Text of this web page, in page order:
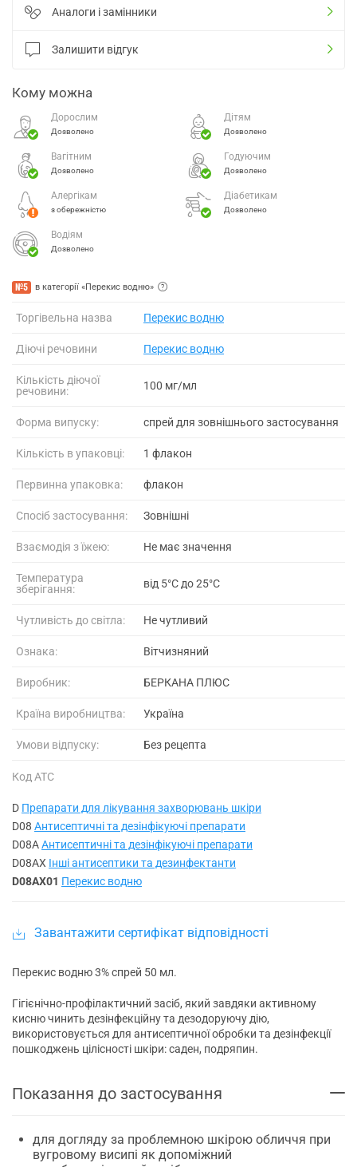
Аналоги і замінники
Залишити відгук
Кому можна
Дорослим
Дозволено
Дітям
Дозволено
Вагітним
Дозволено
Годуючим
Дозволено
Алергікам
з обережністю
Діабетикам
Дозволено
Водіям
Дозволено
№5 в категорії «Перекис водню»
Торгівельна назва Перекис водню
Діючі речовини Перекис водню
Кількість діючої
речовини:
100 мг/мл
Форма випуску: спрей для зовнішнього застосування
Кількість в упаковці: 1 флакон
Первинна упаковка: флакон
Спосіб застосування: Зовнішні
Взаємодія з їжею: Не має значення
Температура
зберігання:
від 5°C до 25°C
Чутливість до світла: Не чутливий
Ознака: Вітчизняний
Виробник: БЕРКАНА ПЛЮС
Країна виробництва: Україна
Умови відпуску: Без рецепта
Код АТС
D Препарати для лікування захворювань шкіри
D08 Антисептичні та дезінфікуючі препарати
D08AАнтисептичні та дезінфікуючі препарати
D08AX Інші антисептики та дезинфектанти
D08AX01 Перекис водню
Завантажити сертифікат відповідності
Перекис водню 3% спрей 50 мл.
Гігієнічно-профілактичний засіб, який завдяки активному
кисню чинить дезінфекційну та дезодоруючу дію,
використовується для антисептичної обробки та дезінфекції
пошкоджень цілісності шкіри: саден, подряпин.
Показання до застосування
для догляду за проблемною шкірою обличчя при
вугровому висипі як допоміжний